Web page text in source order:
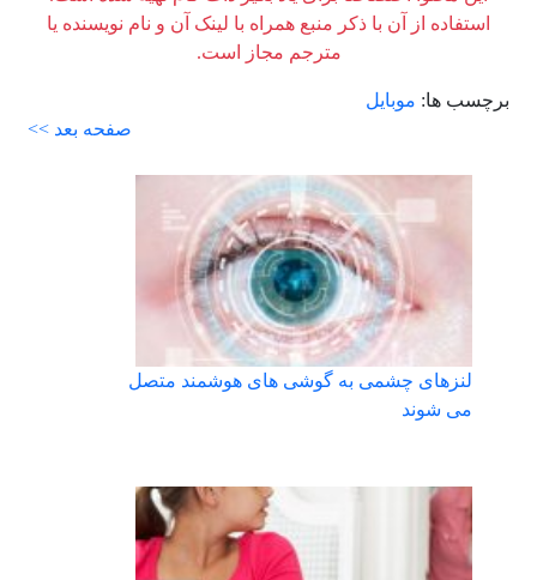
استفاده از آن با ذکر منبع همراه با لینک آن و نام نویسنده یا
مترجم مجاز است.
برچسب ها: موبایل
صفحه بعد >>
لنزهای چشمی به گوشی های هوشمند متصل
می شوند